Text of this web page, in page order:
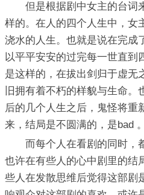
但是根据剧中女主的台词
样的。在人的四个人生中，女
浇水的人生。也就是说在完成
以平平安安的过完每一世直到
是这样的，在拔出剑归于虚无
旧拥有着不朽的样貌与生命
后的几个人生之后，鬼怪将重
来，结局是不圆满的，是bad 。
而每个人在看剧的同时，
也许在有些人的心中剧里的结
些人在发散思维后觉得这部剧